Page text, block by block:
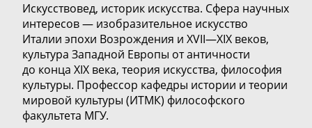
Искусствовед, историк искусства. Сфера научных
интересов — изобразительное искусство
Италии эпохи Возрождения и XVII—XIX веков,
культура Западной Европы от античности
до конца XIX века, теория искусства, философия
культуры. Профессор кафедры истории и теории
мировой культуры (ИТМК) философского
факультета МГУ.